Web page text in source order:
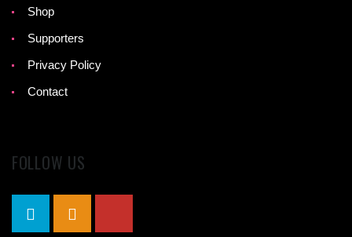
Shop
Supporters
Privacy Policy
Contact
FOLLOW US